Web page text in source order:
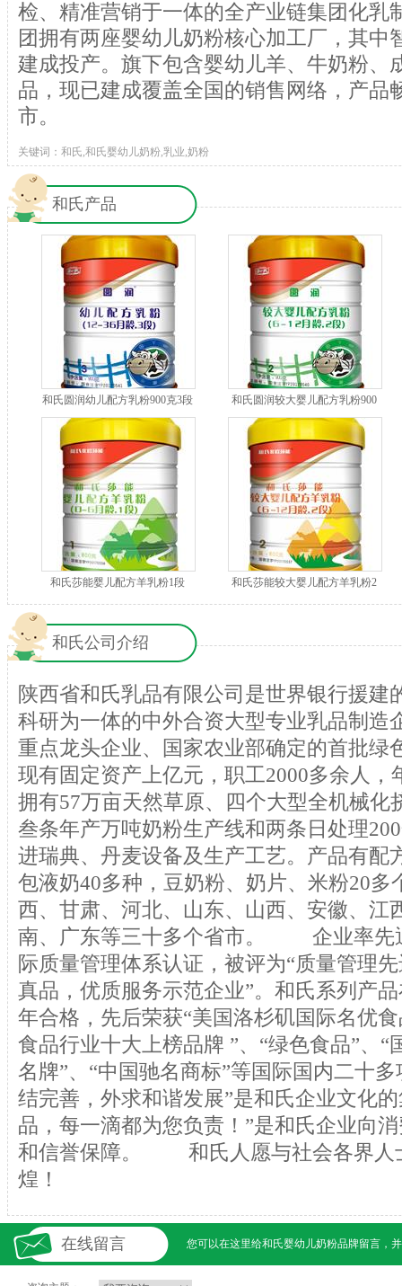
检、精准营销于一体的全产业链集团化乳
团拥有两座婴幼儿奶粉核心加工厂，其中
建成投产。旗下包含婴幼儿羊、牛奶粉、
品，现已建成覆盖全国的销售网络，产品
市。
关键词：和氏,和氏婴幼儿奶粉,乳业,奶粉
和氏产品
和氏圆润幼儿配方乳粉900克3段
和氏圆润较大婴儿配方乳粉900
克2段
和氏莎能婴儿配方羊乳粉1段
和氏莎能较大婴儿配方羊乳粉2
段
和氏公司介绍
陕西省和氏乳品有限公司是世界银行援建
科研为一体的中外合资大型专业乳品制造
重点龙头企业、国家农业部确定的首批绿
现有固定资产上亿元，职工2000多余人，
拥有57万亩天然草原、四个大型全机械化
叁条年产万吨奶粉生产线和两条日处理
进瑞典、丹麦设备及生产工艺。产品有配
包液奶40多种，豆奶粉、奶片、米粉20多
西、甘肃、河北、山东、山西、安徽、江
南、广东等三十多个省市。 企业率先
际质量管理体系认证，被评为“质量管理
真品，优质服务示范企业”。和氏系列产
年合格，先后荣获“美国洛杉矶国际名优
食品行业十大上榜品牌 ”、“绿色食品”、“
名牌”、“中国驰名商标”等国际国内二
结完善，外求和谐发展”是和氏企业文化
品，每一滴都为您负责！”是和氏企业向
和信誉保障。 和氏人愿与社会各界人
煌！
在线留言 您可以在这里给和氏婴幼儿奶粉品牌留言，